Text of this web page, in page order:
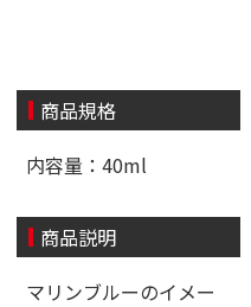
商品規格
内容量：40ml
商品説明
マリンブルーのイメー